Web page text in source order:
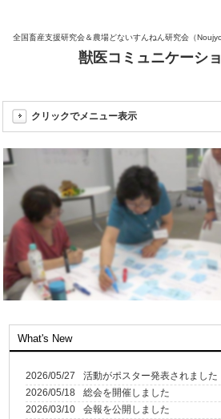
全国畜産支援研究会＆農場どないすんねん研究会（
獣医コミュニケーシ
クリックでメニュー表示
What's New
2026/05/27
活動がポスター発表されました
2026/05/18
総会を開催しました
2026/03/10
会報を公開しました